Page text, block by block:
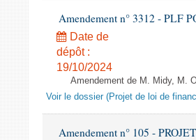
Amendement n° 3312 - PLF
Date de
dépôt :
19/10/2024
Amendement de M. Midy, M.
Voir le dossier (Projet de loi de
Amendement n° 105 -